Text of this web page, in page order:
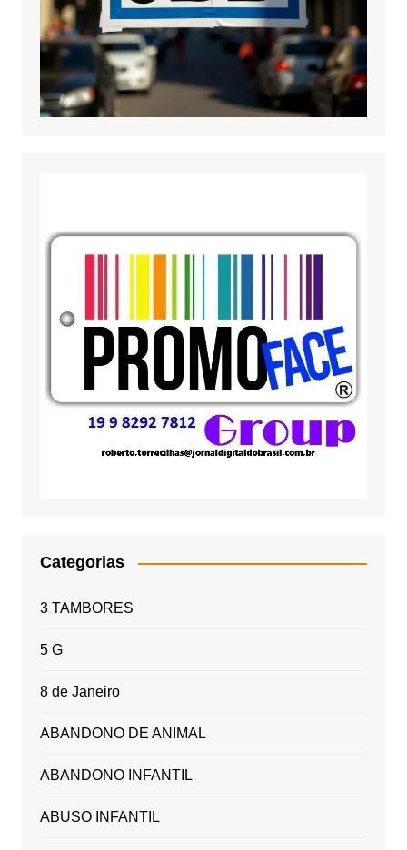
Categorias
3 TAMBORES
5 G
8 de Janeiro
ABANDONO DE ANIMAL
ABANDONO INFANTIL
ABUSO INFANTIL